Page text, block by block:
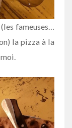
fameuses…
la pizza à la